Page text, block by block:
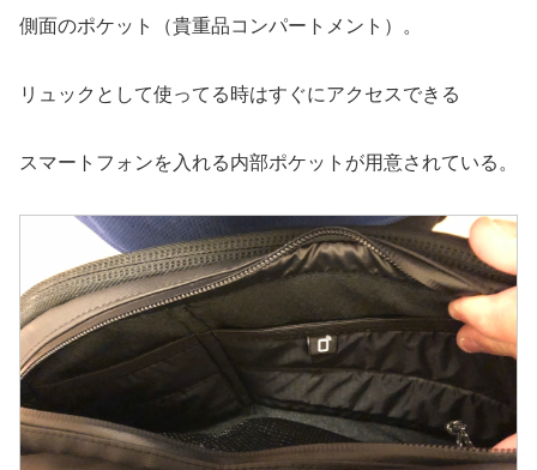
側面のポケット（貴重品コンパートメント）。
リュックとして使ってる時はすぐにアクセスできる
スマートフォンを入れる内部ポケットが用意されている。